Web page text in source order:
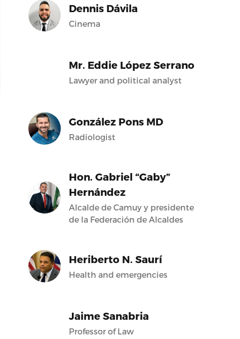
Dennis Dávila
Cinema
Mr. Eddie López Serrano
Lawyer and political analyst
González Pons MD
Radiologist
Hon. Gabriel “Gaby”
Hernández
Alcalde de Camuy y presidente
de la Federación de Alcaldes
Heriberto N. Saurí
Health and emergencies
Jaime Sanabria
Professor of Law